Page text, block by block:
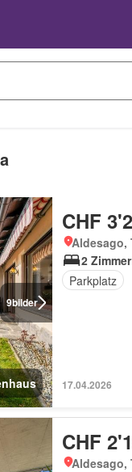
9bilder
CHF
Aldesago,
2 Zimmer
Parkplatz
17.04.2026
CHF
Aldesago,